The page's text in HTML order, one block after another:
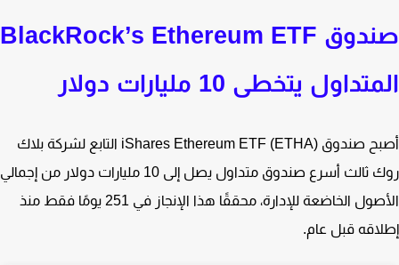
صندوق BlackRock’s Ethereum ETF
يتخطى 10 مليارات دولار
أصبح صندوق iShares Ethereum ETF (ETHA) التابع لشركة بلاك
روك ثالث أسرع صندوق متداول يصل إلى 10 مليارات دولار من إجمالي
الأصول الخاضعة للإدارة، محققًا هذا الإنجاز في 251 يومًا فقط منذ
قبل عام.